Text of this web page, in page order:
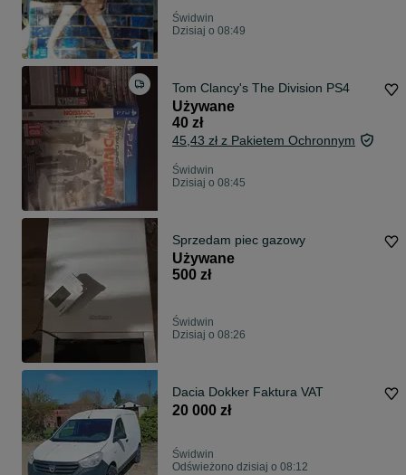
Świdwin
Dzisiaj o 08:49
Tom Clancy's The Division PS4
Używane
40 zł
45,43 zł z Pakietem Ochronnym
Świdwin
Dzisiaj o 08:45
Sprzedam piec gazowy
Używane
500 zł
Świdwin
Dzisiaj o 08:26
Dacia Dokker Faktura VAT
20 000 zł
Świdwin
Odświeżono dzisiaj o 08:12